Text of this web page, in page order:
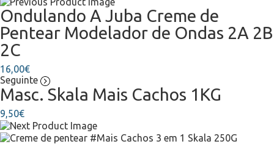
Ondulando A Juba Creme de
Pentear Modelador de Ondas 2A 2B
2C
16,00€
Seguinte
Masc. Skala Mais Cachos 1KG
9,50€